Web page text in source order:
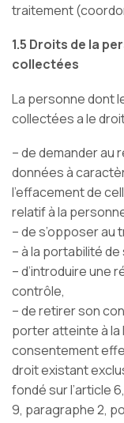
traitement
1.5 Droits de la
collectées
La personne dont
collectées a le
– de demander au
données à
l’effacement de
relatif à la
– de s’opposer au
– à la portabilité
– d’introduire une
contrôle,
– de retirer son
porter atteinte à la
consentement
droit existant
fondé sur l’article
9, paragraphe 2,